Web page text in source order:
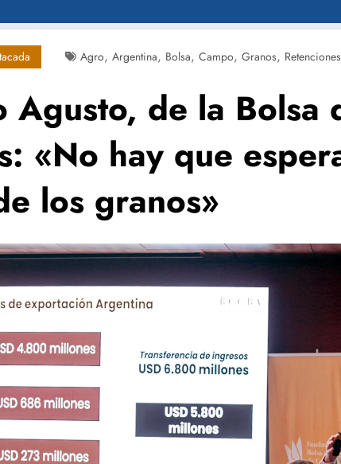
Agro, Argentina, Bolsa, Campo, Granos, Retenciones
Agusto, de la Bolsa
«No hay que
los granos»